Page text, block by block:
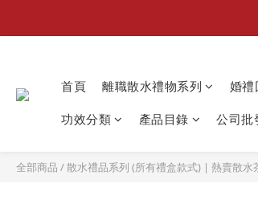
首頁 離職散水禮物系列 婚禮
功效分類 產品目錄 公司批
全部商品 /散水禮品系列 (所有禮盒款式) | 熱賣散水